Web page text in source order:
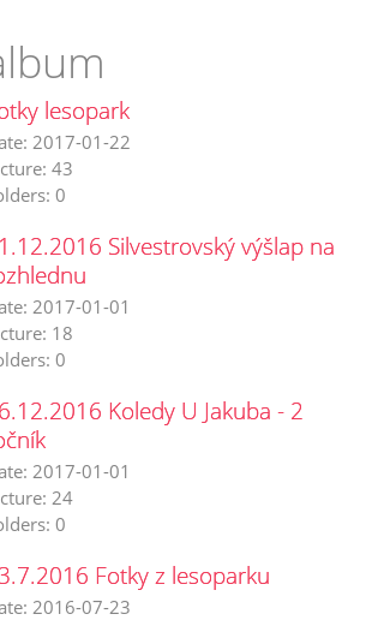
lesopark
2017-01-22
43
0
Silvestrovský výšlap na
2017-01-01
18
0
Koledy U Jakuba - 2
2017-01-01
24
0
Fotky z lesoparku
2016-07-23